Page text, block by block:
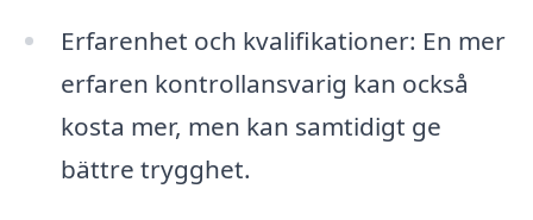
Erfarenhet och kvalifikationer: En mer
erfaren kontrollansvarig kan också
kosta mer, men kan samtidigt ge
bättre trygghet.